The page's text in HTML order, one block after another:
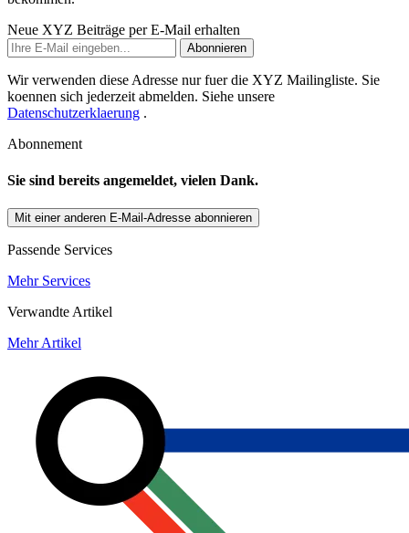
Neue XYZ Beiträge per E-Mail erhalten
Abonnieren
Wir verwenden diese Adresse nur fuer die XYZ Mailingliste. Sie
koennen sich jederzeit abmelden. Siehe unsere
Datenschutzerklaerung .
Abonnement
Sie sind bereits angemeldet, vielen Dank.
Mit einer anderen E-Mail-Adresse abonnieren
Passende Services
Mehr Services
Verwandte Artikel
Mehr Artikel